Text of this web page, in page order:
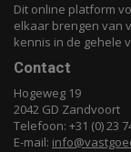
Dit online platform
elkaar brengen van
kennis in de gehele
Contact
Hogeweg 19
2042 GD Zandvoort
Telefoon: +31 (0) 23
E-mail: